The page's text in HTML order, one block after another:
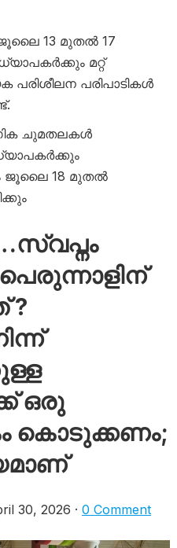
13 മുതൽ 17
മറ്റ്
പരിശീലന പരിപാടികൾ
ചുമതലകൾ
ജൂലൈ 18 മുതൽ
?
ഒരു
കൊടുക്കണം;
30, 2026 · 0 Comment